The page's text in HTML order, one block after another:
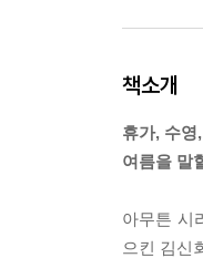
책소개
휴가, 수
여름을 말
아무튼 시
으킨 김신